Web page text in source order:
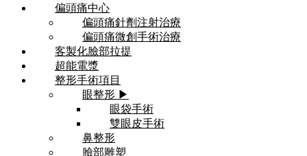
偏頭痛中心
偏頭痛針劑注射治療
偏頭痛微創手術治療
客製化臉部拉提
超能電漿
整形手術項目
眼整形 ▶
眼袋手術
雙眼皮手術
鼻整形
臉部雕塑